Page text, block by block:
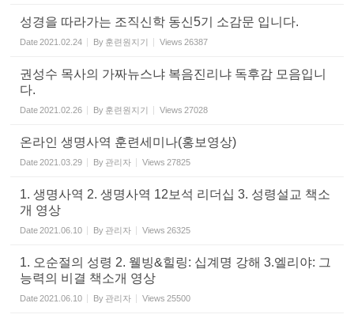
성경을 따라가는 조직신학 동신5기 소감문 입니다.
Date 2021.02.24 By 훈련원지기 Views 26387
권성수 목사의 가짜뉴스냐 복음진리냐 독후감 모음입니
다.
Date 2021.02.26 By 훈련원지기 Views 27028
온라인 생명사역 훈련세미나(홍보영상)
Date 2021.03.29 By 관리자 Views 27825
1. 생명사역 2. 생명사역 12보석 리더십 3. 성령설교 책소
개 영상
Date 2021.06.10 By 관리자 Views 26325
1. 오순절의 성령 2. 웰빙&힐링: 십계명 강해 3.엘리야: 그
능력의 비결 책소개 영상
Date 2021.06.10 By 관리자 Views 25500